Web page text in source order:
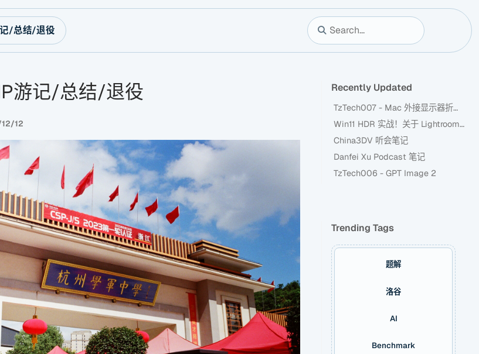
/总结/退役
游记/总结/退役
12
Recently Updated
TzTech007 - Mac 外接显示器折腾记
Win11 HDR 实战！关于 Lightroom 新 HDR 功能
China3DV 听会笔记
Danfei Xu Podcast 笔记
TzTech006 - GPT Image 2
Trending Tags
题解
洛谷
AI
Benchmark